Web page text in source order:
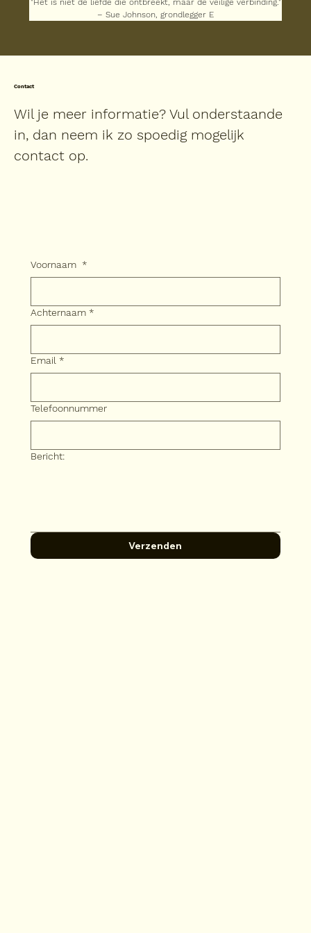
"Het is niet de liefde die ontbreekt, maar de veilige verbinding."
– Sue Johnson, grondlegger E
Contact
Wil je meer informatie? Vul onderstaande
in, dan neem ik zo spoedig mogelijk
contact op.
Voornaam *
Achternaam *
Email *
Telefoonnummer
Bericht:
Verzenden